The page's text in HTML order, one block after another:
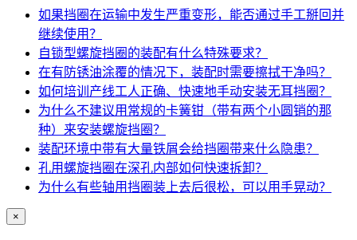
如果挡圈在运输中发生严重变形，能否通过手工掰回并
继续使用？
自锁型螺旋挡圈的装配有什么特殊要求？
在有防锈油涂覆的情况下，装配时需要擦拭干净吗？
如何培训产线工人正确、快速地手动安装无耳挡圈？
为什么不建议用常规的卡簧钳（带有两个小圆销的那
种）来安装螺旋挡圈？
装配环境中带有大量铁屑会给挡圈带来什么隐患？
孔用螺旋挡圈在深孔内部如何快速拆卸？
为什么有些轴用挡圈装上去后很松，可以用手晃动？
×